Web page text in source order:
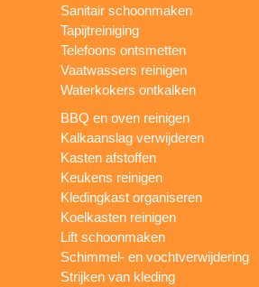
Sanitair schoonmaken
Tapijtreiniging
Telefoons ontsmetten
Vaatwassers reinigen
Waterkokers ontkalken
BBQ en oven reinigen
Kalkaanslag verwijderen
Kasten afstoffen
Keukens reinigen
Kledingkast organiseren
Koelkasten reinigen
Lift schoonmaken
Schimmel- en vochtverwijdering
Strijken van kleding